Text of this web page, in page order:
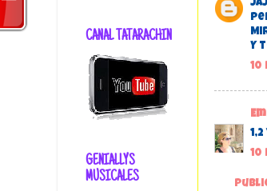
Y
10
10
CANAL TATARACHIN
GENIALLYS
MUSICALES